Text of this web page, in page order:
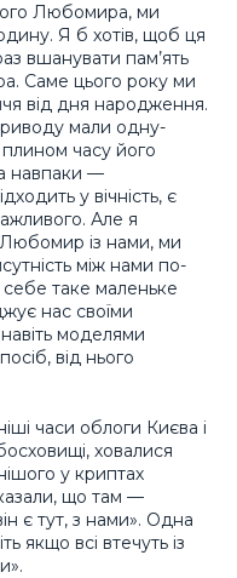
Любомира, ми
Я б хотів, щоб ця
вшанувати пам’ять
Саме цього року ми
від дня народження.
приводу мали одну-
часу його
а навпаки —
у вічність, є
Але я
із нами, ми
між нами по-
таке маленьке
нас своїми
моделями
від нього
часи облоги Києва і
ховалися
у криптах
що там —
є тут, з нами». Одна
якщо всі втечуть із